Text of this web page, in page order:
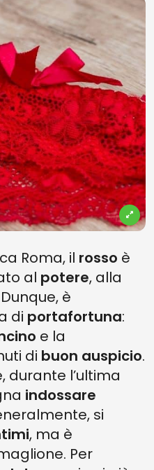
Roma, il rosso è
al potere, alla
è
di portafortuna:
e la
di buon auspicio.
durante l’ultima
indossare
si
, ma è
Per